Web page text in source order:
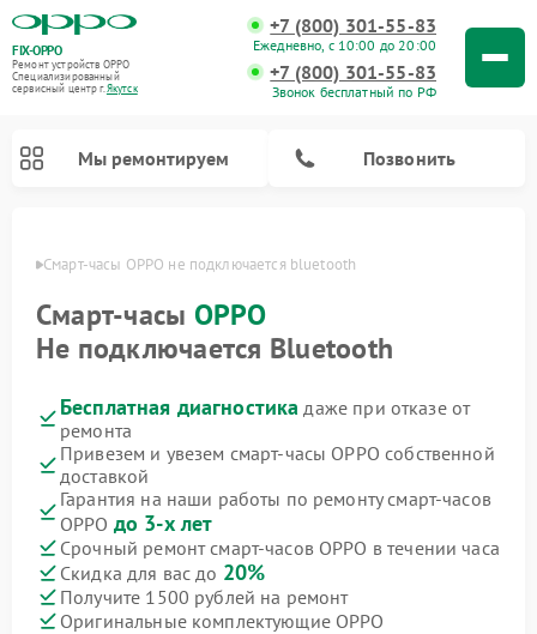
FIX-OPPO
Ремонт устройств OPPO
Специализированный
cервисный центр г.Якутск
+7 (800) 301-55-83
Ежедневно, с 10:00 до 20:00
+7 (800) 301-55-83
Звонок бесплатный по РФ
Мы ремонтируем Позвонить
Смарт-часы OPPO не подключается bluetooth
Смарт-часы OPPO
Не подключается Bluetooth
Бесплатная диагностика даже при отказе от
ремонта
Привезем и увезем смарт-часы OPPO собственной
доставкой
Гарантия на наши работы по ремонту смарт-часов
OPPO до 3-х лет
Срочный ремонт смарт-часов OPPO в течении часа
Скидка для вас до 20%
Получите 1500 рублей на ремонт
Оригинальные комплектующие OPPO